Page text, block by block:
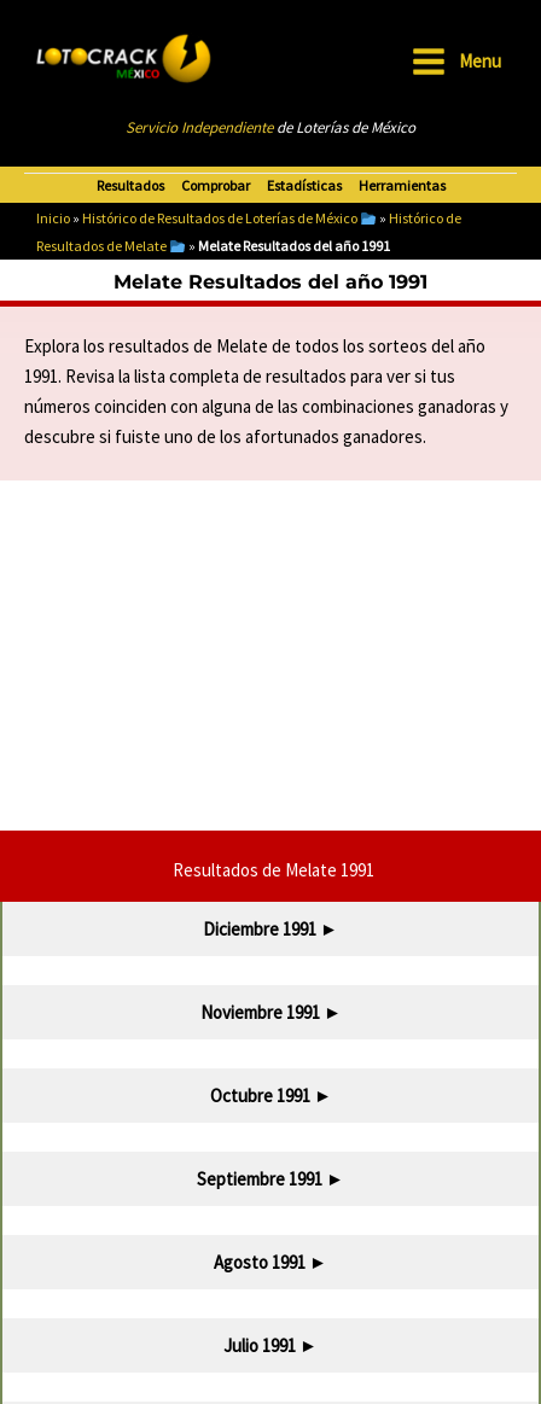
Main
Menu
Menu
Servicio Independientede Loterías de México
Resultados Comprobar Estadísticas
Herramientas
Inicio » Histórico de Resultados de Loterías de México » Histórico de
Resultados de Melate
» Melate Resultados del año 1991
Melate Resultados del año 1991
Explora los resultados de Melate de todos los sorteos del año
1991. Revisa la lista completa de resultados para ver si tus
números coinciden con alguna de las combinaciones ganadoras y
descubre si fuiste uno de los afortunados ganadores.
Resultados de Melate 1991
Diciembre 1991 ►
Noviembre 1991 ►
Octubre 1991 ►
Septiembre 1991 ►
Agosto 1991 ►
Julio 1991 ►